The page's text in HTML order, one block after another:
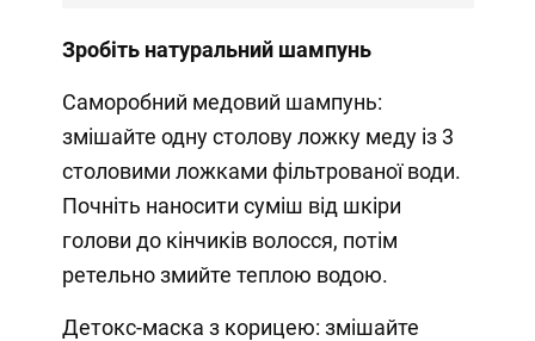
Зробіть натуральний шампунь
Саморобний медовий шампунь:
змішайте одну столову ложку меду із 3
столовими ложками фільтрованої води.
Почніть наносити суміш від шкіри
голови до кінчиків волосся, потім
ретельно змийте теплою водою.
Детокс-маска з корицею: змішайте